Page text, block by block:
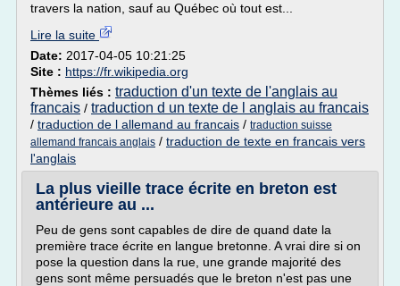
travers la nation, sauf au Québec où tout est...
Lire la suite
Date: 2017-04-05 10:21:25
Site : https://fr.wikipedia.org
Thèmes liés : traduction d'un texte de l'anglais au
francais / traduction d un texte de l anglais au francais
/ traduction de l allemand au francais / traduction suisse
allemand francais anglais / traduction de texte en francais vers
l'anglais
La plus vieille trace écrite en breton est
antérieure au ...
Peu de gens sont capables de dire de quand date la
première trace écrite en langue bretonne. A vrai dire si on
pose la question dans la rue, une grande majorité des
gens sont même persuadés que le breton n'est pas une